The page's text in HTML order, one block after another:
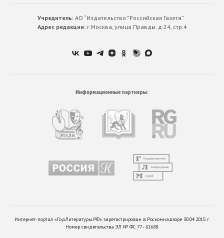
Учредитель:АО “Издательство ”Российская Газета”
Адрес редакции:г.Москва, улица Правды. д.24, стр.4
Информационные партнеры:
Интернет-портал «ГодЛитературы.РФ» зарегистрирован в Роскомнадзоре 30.04.2015 г.
Номер свидетельства ЭЛ № ФС 77 - 61688.